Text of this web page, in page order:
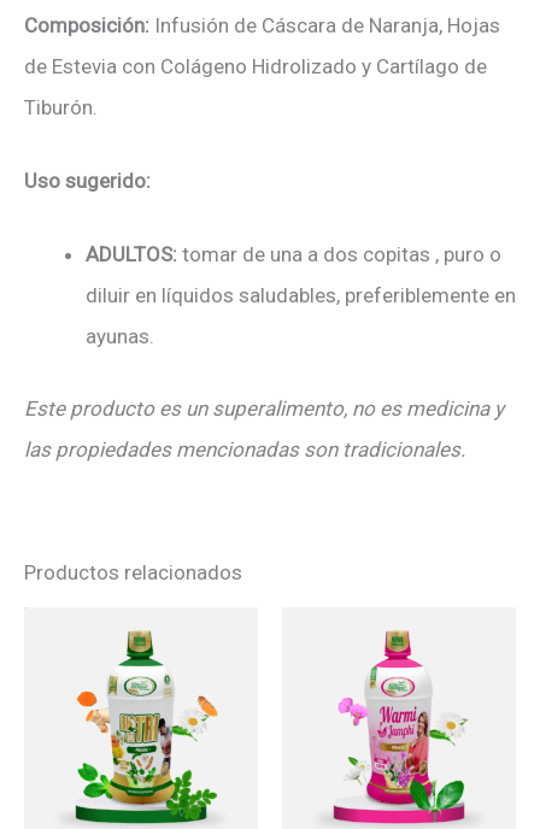
Composición: Infusión de Cáscara de Naranja, Hojas
de Estevia con Colágeno Hidrolizado y Cartílago de
Tiburón.
Uso sugerido:
ADULTOS: tomar de una a dos copitas , puro o
diluir en líquidos saludables, preferiblemente en
ayunas.
Este producto es un superalimento, no es medicina y
las propiedades mencionadas son tradicionales.
Productos relacionados